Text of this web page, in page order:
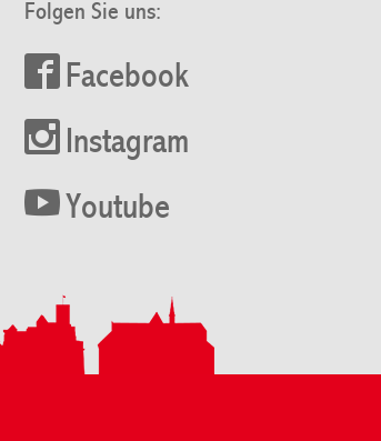
Folgen Sie uns:
Facebook
Instagram
Youtube